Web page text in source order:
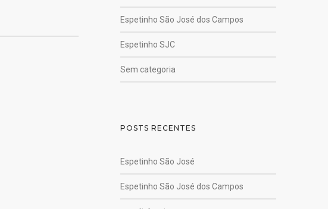
Espetinho São José dos Campos
Espetinho SJC
Sem categoria
POSTS RECENTES
Espetinho São José
Espetinho São José dos Campos